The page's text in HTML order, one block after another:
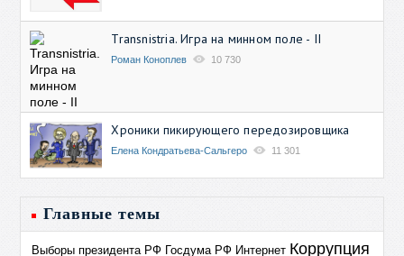
Transnistria. Игра на минном поле - II
Роман Коноплев 10 730
Хроники пикирующего передозировщика
Елена Кондратьева-Сальгеро 11 301
Главные темы
Выборы президента РФ Госдума РФ Интернет Коррупция